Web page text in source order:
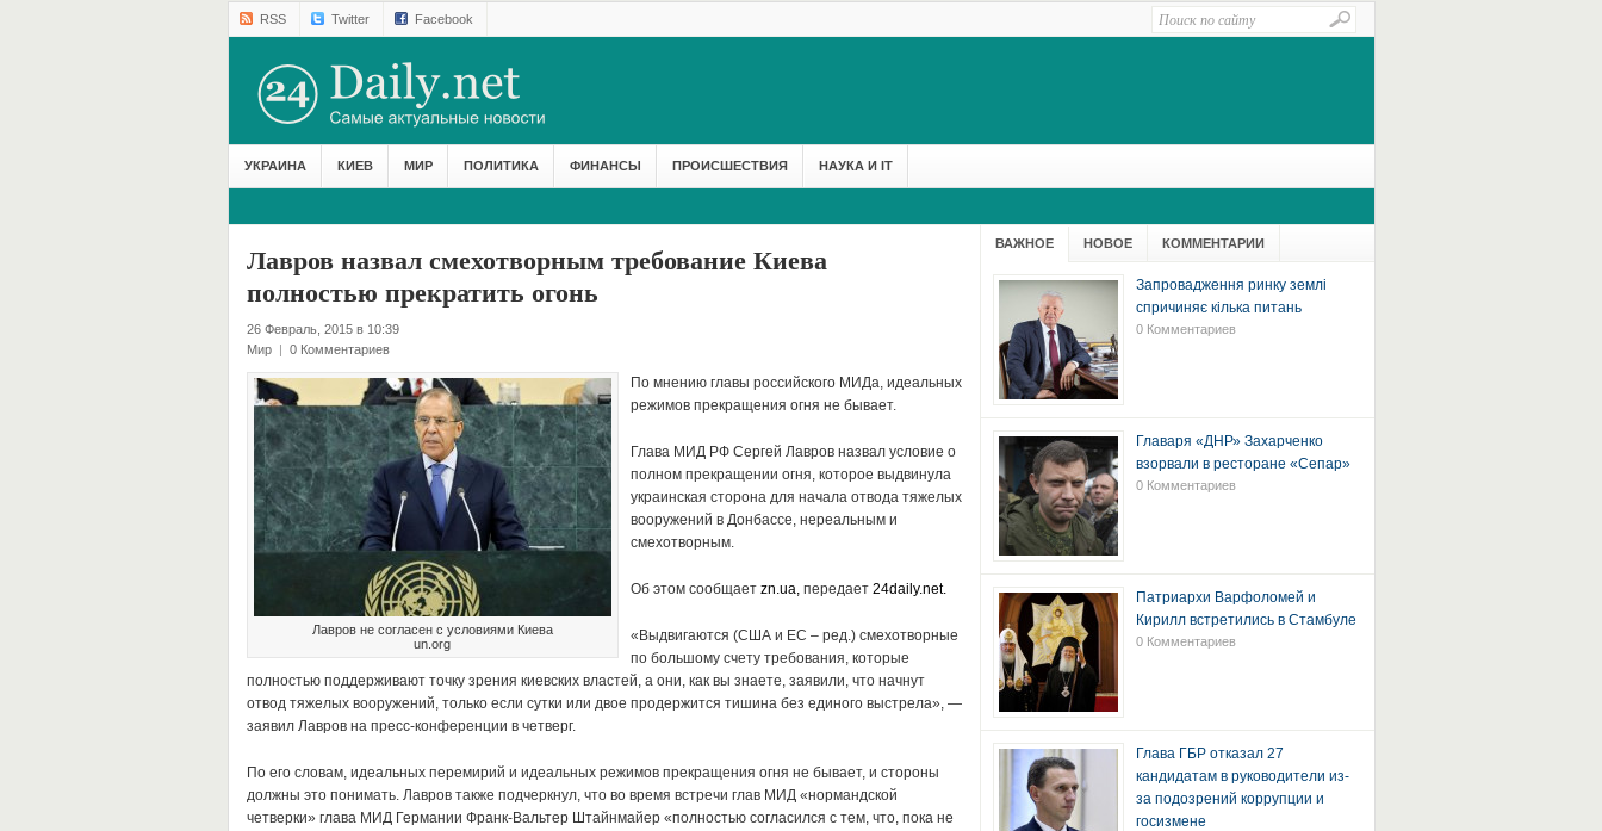
RSS Twitter Facebook
УКРАИНА КИЕВ МИР ПОЛИТИКА ФИНАНСЫ ПРОИСШЕСТВИЯ НАУКА И IT
Лавров назвал смехотворным требование Киева
полностью прекратить огонь
26 Февраль, 2015 в 10:39
Мир
| 0 Комментариев
Лавров не согласен с условиями Киева
un.org
По мнению главы российского МИДа, идеальных
режимов прекращения огня не бывает.
Глава МИД РФ Сергей Лавров назвал условие о
полном прекращении огня, которое выдвинула
украинская сторона для начала отвода тяжелых
вооружений в Донбассе, нереальным и
смехотворным.
Об этом сообщаетzn.ua, передает 24daily.net.
«Выдвигаются (США и ЕС – ред.) смехотворные
по большому счету требования, которые
полностью поддерживают точку зрения киевских властей, а они, как вы знаете, заявили, что начнут
отвод тяжелых вооружений, только если сутки или двое продержится тишина без единого выстрела», —
заявил Лавров на пресс-конференции в четверг.
По его словам, идеальных перемирий и идеальных режимов прекращения огня не бывает, и стороны
должны это понимать. Лавров также подчеркнул, что во время встречи глав МИД «нормандской
четверки» глава МИД Германии Франк-Вальтер Штайнмайер «полностью согласился с тем, что, пока не
ВАЖНОЕ НОВОЕ КОММЕНТАРИИ
Запровадження ринку землі
спричиняє кілька питань
0 Комментариев
Главаря «ДНР» Захарченко
взорвали в ресторане «Сепар»
0 Комментариев
Патриархи Варфоломей и
Кирилл встретились в Стамбуле
0 Комментариев
Глава ГБР отказал 27
кандидатам в руководители из-
за подозрений коррупции и
госизмене